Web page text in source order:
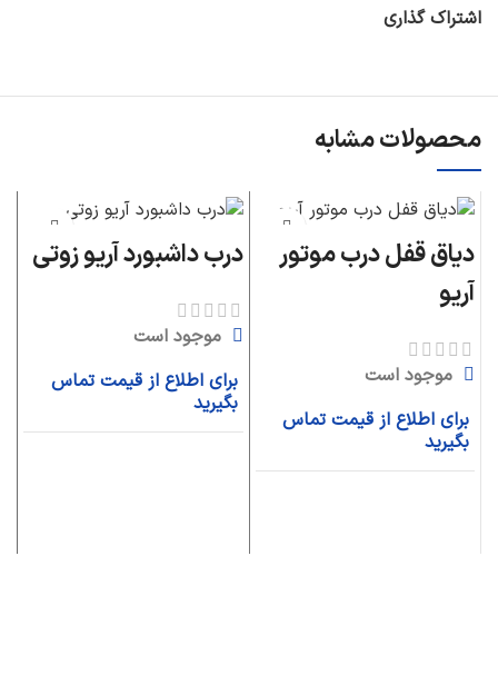
اشتراک گذاری
محصولات مشابه
دیاق قفل درب موتور
آریو
موجود است
برای اطلاع از قیمت تماس
بگیرید
درب داشبورد آریو زوتی
موجود است
برای اطلاع از قیمت تماس
بگیرید